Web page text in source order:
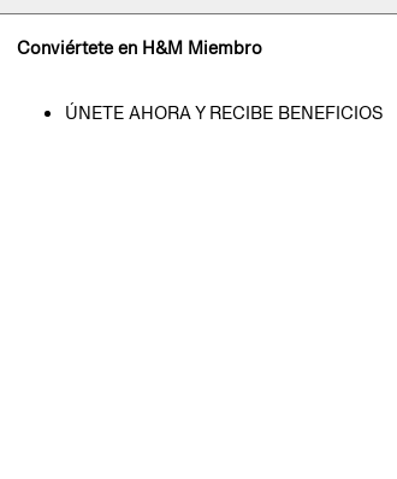
Conviértete en H&M Miembro
ÚNETE AHORA Y RECIBE BENEFICIOS